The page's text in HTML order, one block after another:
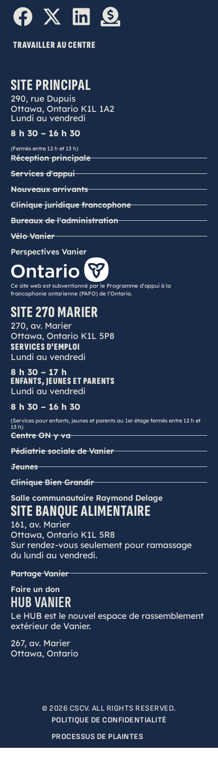
TRAVAILLER AU CENTRE
SITE PRINCIPAL
290, rue Dupuis
Ottawa, Ontario K1L 1A2
Lundi au vendredi
8 h 30 – 16 h 30
(Fermés entre 12 h et 13 h)
Réception principale
Services d'appui
Nouveaux arrivants
Clinique juridique francophone
Bureaux de l'administration
Vélo Vanier
Perspectives Vanier
Ce site web est subventionné par le Programme d’appui à la
francophonie ontarienne (PAFO) de l’Ontario.
SITE 270 MARIER
270, av. Marier
Ottawa, Ontario K1L 5P8
SERVICES D'EMPLOI
Lundi au vendredi
8 h 30 – 17 h
ENFANTS, JEUNES ET PARENTS
Lundi au vendredi
8 h 30 – 16 h 30
(Services pour enfants, jeunes et parents au 1er étage fermés entre 12 h et
13 h)
Centre ON y va
Pédiatrie sociale de Vanier
Jeunes
Clinique Bien Grandir
Salle communautaire Raymond Delage
SITE BANQUE ALIMENTAIRE
161, av. Marier
Ottawa, Ontario K1L 5R8
Sur rendez-vous seulement pour ramassage
du lundi au vendredi.
Partage Vanier
Faire un don
HUB VANIER
Le HUB est le nouvel espace de rassemblement
extérieur de Vanier.
267, av. Marier
Ottawa, Ontario
© 2026 CSCV. ALL RIGHTS RESERVED.
POLITIQUE DE CONFIDENTIALITÉ
PROCESSUS DE PLAINTES